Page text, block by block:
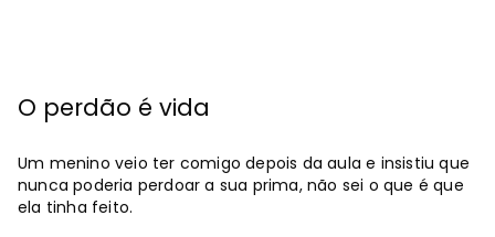
O perdão é vida
Um menino veio ter comigo depois da aula e insistiu que
nunca poderia perdoar a sua prima, não sei o que é que
ela tinha feito.